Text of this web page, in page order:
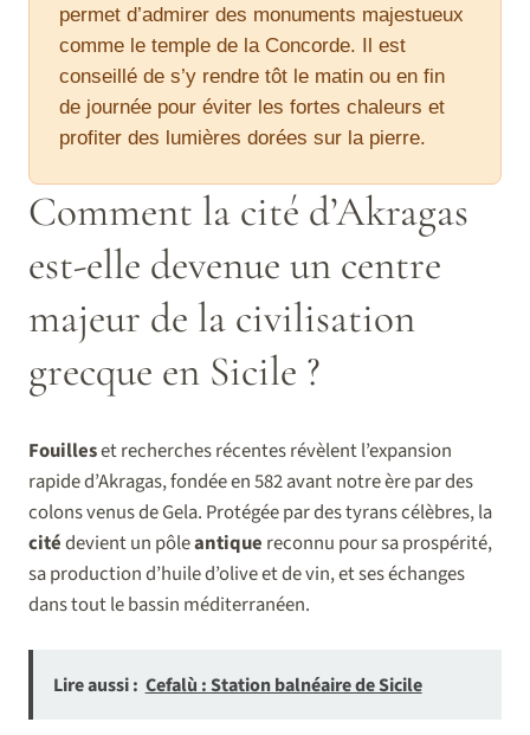
permet d’admirer des monuments majestueux
comme le temple de la Concorde. Il est
conseillé de s’y rendre tôt le matin ou en fin
de journée pour éviter les fortes chaleurs et
profiter des lumières dorées sur la pierre.
Comment la cité d’Akragas
est-elle devenue un centre
majeur de la civilisation
grecque en Sicile ?
Fouilleset recherches récentes révèlent l’expansion
rapide d’Akragas, fondée en 582 avant notre ère par des
colons venus de Gela. Protégée par des tyrans célèbres, la
citédevient un pôleantique reconnu pour sa prospérité,
sa production d’huile d’olive et de vin, et ses échanges
dans tout le bassin méditerranéen.
Lire aussi : Cefalù : Station balnéaire de Sicile